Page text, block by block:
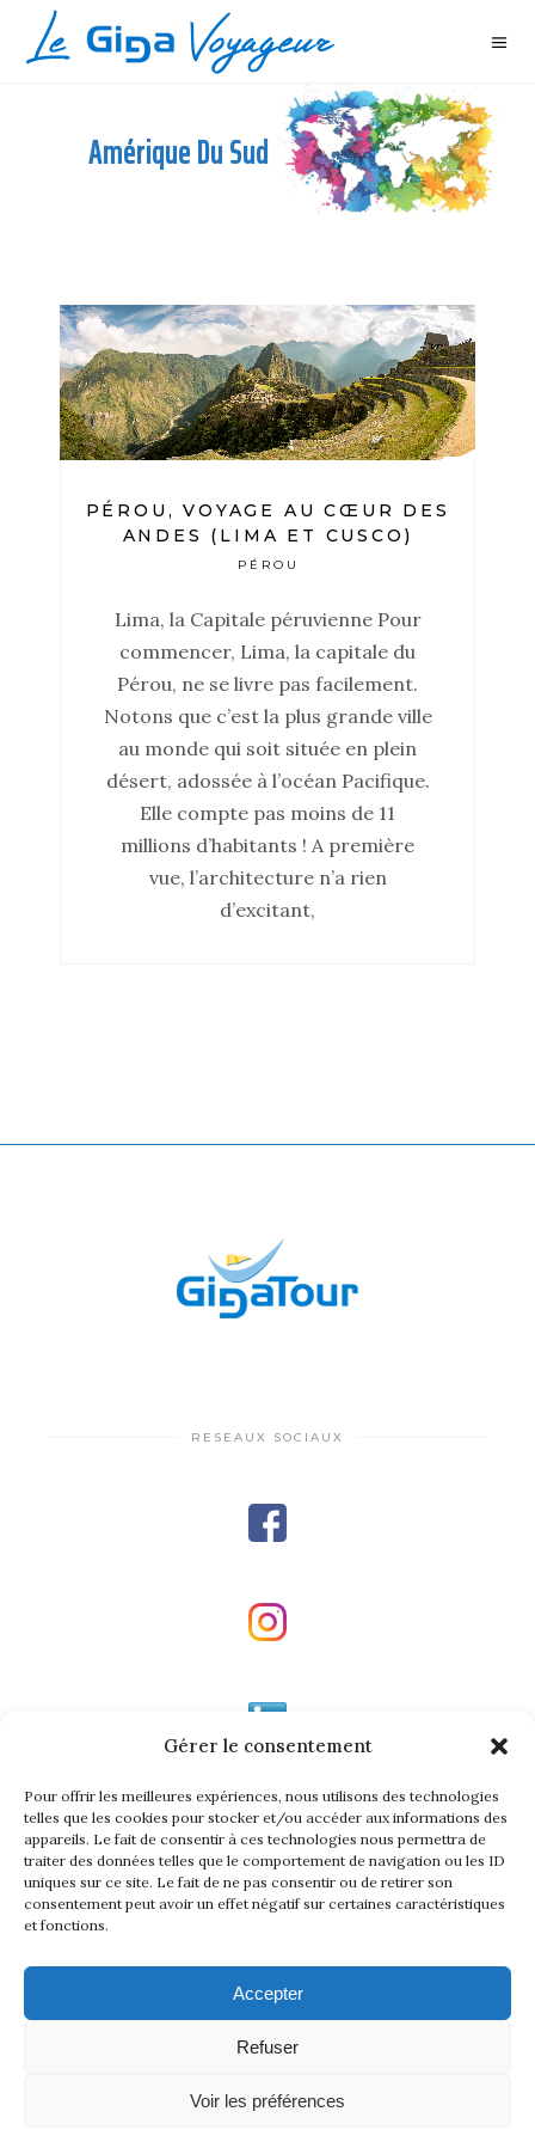
Gérer le consentement
Pour offrir les meilleures expériences, nous utilisons des technologies
telles que les cookies pour stocker et/ou accéder aux informations des
appareils. Le fait de consentir à ces technologies nous permettra de
traiter des données telles que le comportement de navigation ou les ID
uniques sur ce site. Le fait de ne pas consentir ou de retirer son
consentement peut avoir un effet négatif sur certaines caractéristiques
et fonctions.
Accepter
Refuser
Voir les préférences
Amérique Du Sud
PÉROU, VOYAGE AU CŒUR DES
ANDES (LIMA ET CUSCO)
PÉROU
Lima, la Capitale péruvienne Pour
commencer, Lima, la capitale du
Pérou, ne se livre pas facilement.
Notons que c’est la plus grande ville
au monde qui soit située en plein
désert, adossée à l’océan Pacifique.
Elle compte pas moins de 11
millions d’habitants ! A première
vue, l’architecture n’a rien
d’excitant,
RESEAUX SOCIAUX
INFORMATIONS GÉNÉRALES